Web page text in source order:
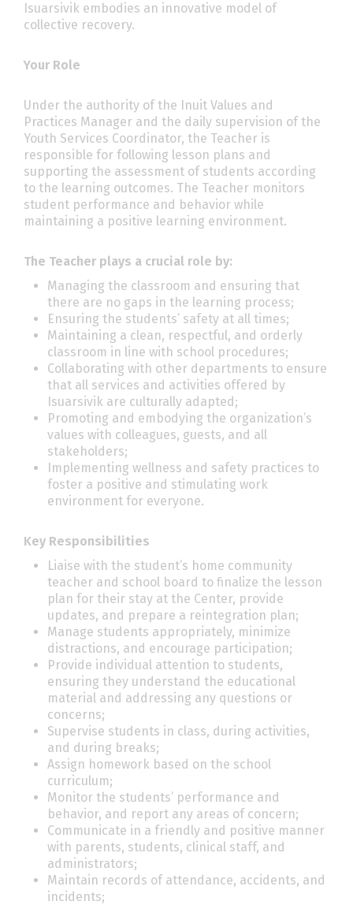
Isuarsivik embodies an innovative model of
collective recovery.
Your Role
Under the authority of the Inuit Values and
Practices Manager and the daily supervision of the
Youth Services Coordinator, the Teacher is
responsible for following lesson plans and
supporting the assessment of students according
to the learning outcomes. The Teacher monitors
student performance and behavior while
maintaining a positive learning environment.
The Teacher plays a crucial role by:
Managing the classroom and ensuring that
there are no gaps in the learning process;
Ensuring the students’ safety at all times;
Maintaining a clean, respectful, and orderly
classroom in line with school procedures;
Collaborating with other departments to ensure
that all services and activities offered by
Isuarsivik are culturally adapted;
Promoting and embodying the organization’s
values with colleagues, guests, and all
stakeholders;
Implementing wellness and safety practices to
foster a positive and stimulating work
environment for everyone.
Key Responsibilities
Liaise with the student’s home community
teacher and school board to finalize the lesson
plan for their stay at the Center, provide
updates, and prepare a reintegration plan;
Manage students appropriately, minimize
distractions, and encourage participation;
Provide individual attention to students,
ensuring they understand the educational
material and addressing any questions or
concerns;
Supervise students in class, during activities,
and during breaks;
Assign homework based on the school
curriculum;
Monitor the students’ performance and
behavior, and report any areas of concern;
Communicate in a friendly and positive manner
with parents, students, clinical staff, and
administrators;
Maintain records of attendance, accidents, and
incidents;